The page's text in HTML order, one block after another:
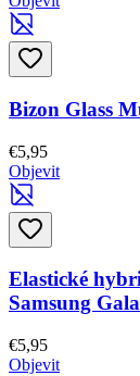
Bizon Glass
€5,95
Objevit
Elastické
Samsung
€5,95
Objevit